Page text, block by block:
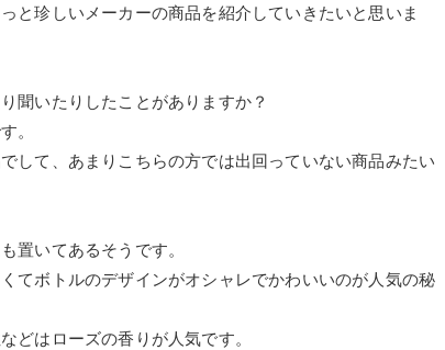
と珍しいメーカーの商品を紹介していきたいと思いま
聞いたりしたことがありますか？
。
して、あまりこちらの方では出回っていない商品みたい
置いてあるそうです。
てボトルのデザインがオシャレでかわいいのが人気の秘
どはローズの香りが人気です。